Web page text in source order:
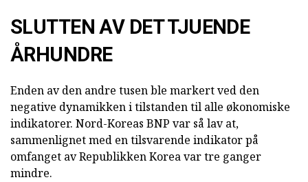
SLUTTEN AV DET TJUENDE
ÅRHUNDRE
Enden av den andre tusen ble markert ved den
negative dynamikken i tilstanden til alle økonomiske
indikatorer. Nord-Koreas BNP var så lav at,
sammenlignet med en tilsvarende indikator på
omfanget av Republikken Korea var tre ganger
mindre.